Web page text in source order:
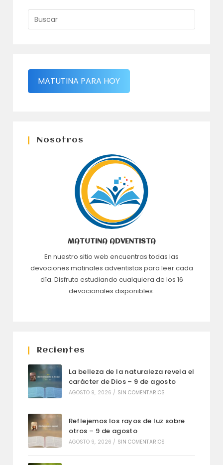
MATUTINA PARA HOY
Nosotros
MATUTINA ADVENTISTA
En nuestro sitio web encuentras todas las
devociones matinales adventistas para leer cada
día. Disfruta estudiando cualquiera de los 16
devocionales disponibles.
Recientes
La belleza de la naturaleza revela el
carácter de Dios – 9 de agosto
AGOSTO 9, 2026 / SIN COMENTARIOS
Reflejemos los rayos de luz sobre
otros – 9 de agosto
AGOSTO 9, 2026 / SIN COMENTARIOS